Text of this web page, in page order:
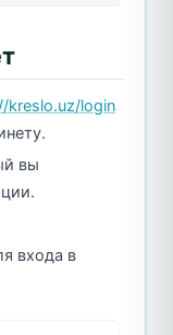
kreslo.uz/login
вы
входа в